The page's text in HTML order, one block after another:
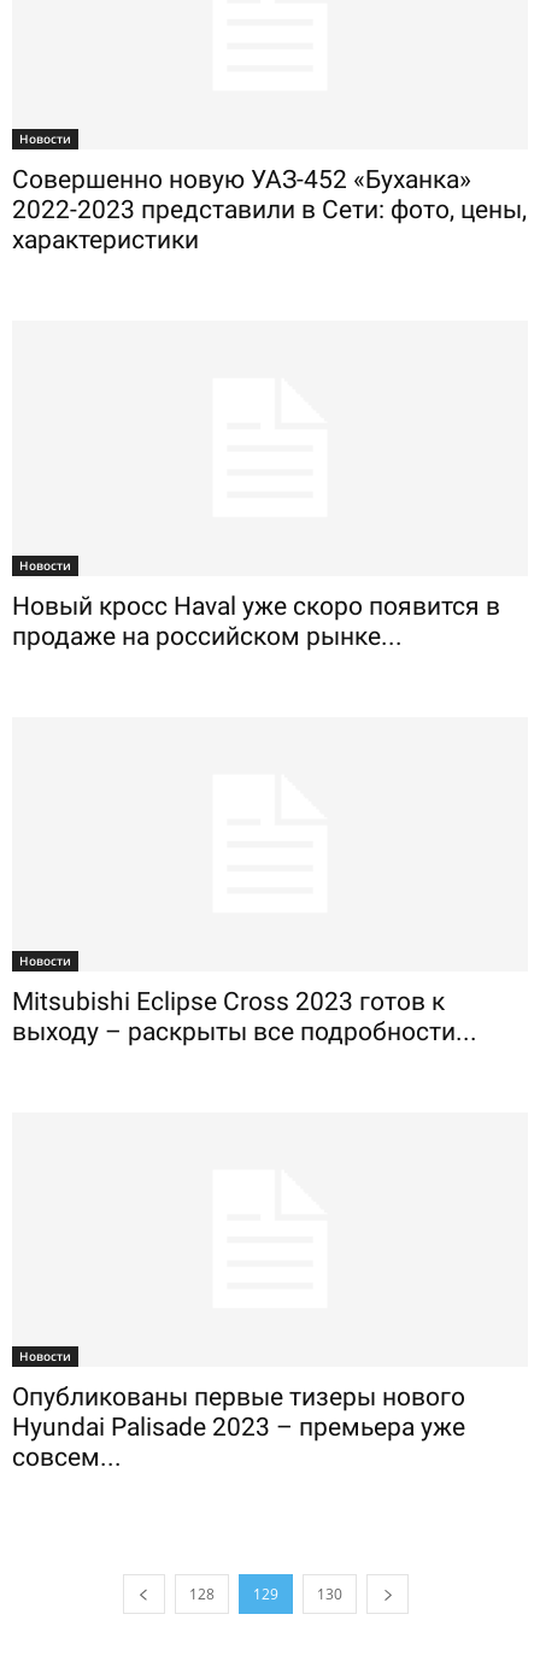
Новости
Совершенно новую УАЗ-452 «Буханка»
2022-2023 представили в Сети: фото, цены,
характеристики
Новости
Новый кросс Haval уже скоро появится в
продаже на российском рынке...
Новости
Mitsubishi Eclipse Cross 2023 готов к
выходу – раскрыты все подробности...
Новости
Опубликованы первые тизеры нового
Hyundai Palisade 2023 – премьера уже
совсем...
128 129 130